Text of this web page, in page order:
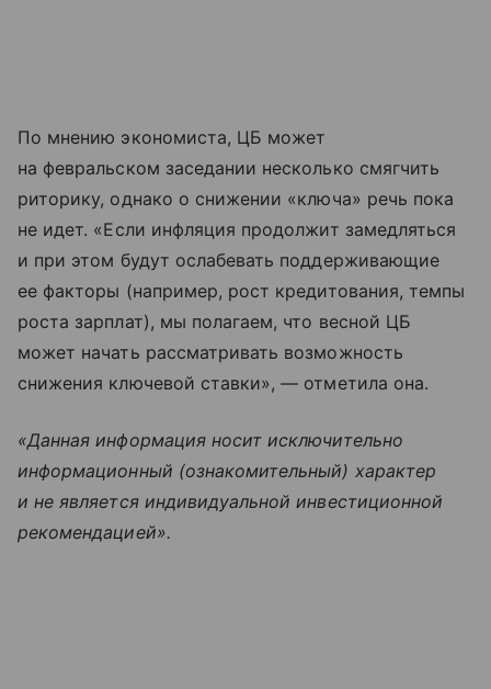
По мнению экономиста, ЦБ может
на февральском заседании несколько смягчить
риторику, однако о снижении «ключа» речь пока
не идет. «Если инфляция продолжит замедляться
и при этом будут ослабевать поддерживающие
ее факторы (например, рост кредитования, темпы
роста зарплат), мы полагаем, что весной ЦБ
может начать рассматривать возможность
снижения ключевой ставки», — отметила она.
«Данная информация носит исключительно
информационный (ознакомительный) характер
и не является индивидуальной инвестиционной
рекомендацией».